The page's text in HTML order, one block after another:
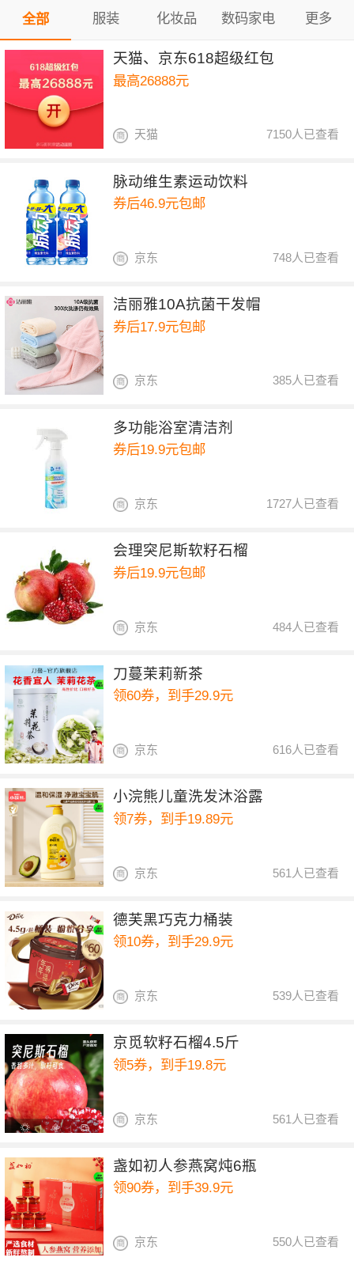
全部 服装 化妆品 数码家电 更多
天猫、京东618超级红包
最高26888元
7150人已查看
天猫
脉动维生素运动饮料
券后46.9元包邮
748人已查看
京东
洁丽雅10A抗菌干发帽
券后17.9元包邮
385人已查看
京东
多功能浴室清洁剂
券后19.9元包邮
1727人已查看
京东
会理突尼斯软籽石榴
券后19.9元包邮
484人已查看
京东
刀蔓茉莉新茶
领60券，到手29.9元
616人已查看
京东
小浣熊儿童洗发沐浴露
领7券，到手19.89元
561人已查看
京东
德芙黑巧克力桶装
领10券，到手29.9元
539人已查看
京东
京觅软籽石榴4.5斤
领5券，到手19.8元
561人已查看
京东
盏如初人参燕窝炖6瓶
领90券，到手39.9元
550人已查看
京东